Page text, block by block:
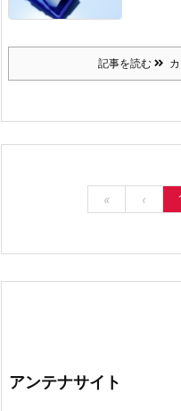
記事を読む
« ‹
アンテナサイト